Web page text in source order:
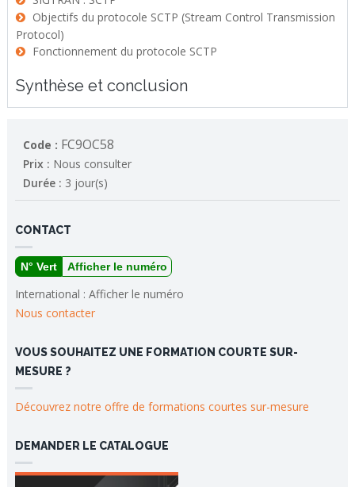
Protocol)
Fonctionnement du protocole SCTP
Synthèse et conclusion
Code : FC9OC58
Prix : Nous consulter
Durée : 3 jour(s)
CONTACT
N° Vert Afficher le numéro
International : Afficher le numéro
Nous contacter
VOUS SOUHAITEZ UNE FORMATION COURTE SUR-
MESURE ?
Découvrez notre offre de formations courtes sur-mesure
DEMANDER LE CATALOGUE